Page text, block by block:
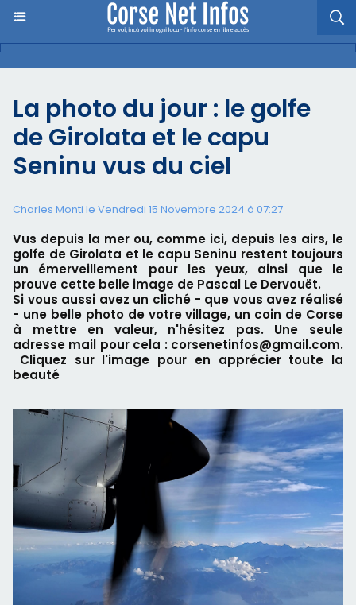
La photo du jour : le golfe
de Girolata et le capu
Seninu vus du ciel
Charles Monti le Vendredi 15 Novembre 2024 à 07:27
Vus depuis la mer ou, comme ici, depuis les airs, le
golfe de Girolata et le capu Seninu restent toujours
un émerveillement pour les yeux, ainsi que le
prouve cette belle image de Pascal Le Dervouët.
Si vous aussi avez un cliché - que vous avez réalisé
- une belle photo de votre village, un coin de Corse
à mettre en valeur, n'hésitez pas. Une seule
adresse mail pour cela : corsenetinfos@gmail.com.
Cliquez sur l'image pour en apprécier toute la
beauté